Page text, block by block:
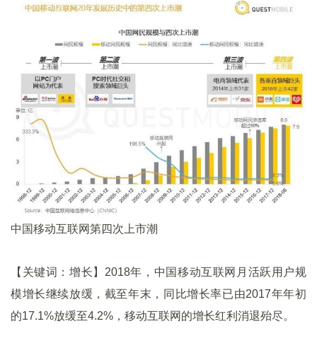
中国移动互联网第四次上市潮
【关键词：增长】2018年，中国移动互联网月活跃用户规
模增长继续放缓，截至年末，同比增长率已由2017年年初
的17.1%放缓至4.2%，移动互联网的增长红利消退殆尽。